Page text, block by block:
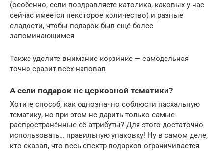
(особенно, если поздравляете католика, каковых у нас
сейчас имеется некоторое количество) и разные
сладости, чтобы подарок был ещё более
запоминающимся
Также уделите внимание корзинке — самодельная
точно сразит всех наповал
А если подарок не церковной тематики?
Хотите способ, как однозначно соблюсти пасхальную
тематику, но при этом не дарить только самые
распространённые её атрибуты? Для этого достаточно
использовать… правильную упаковку! Ну в самом деле,
кто сказал, что весь спектр подарков ограничивается